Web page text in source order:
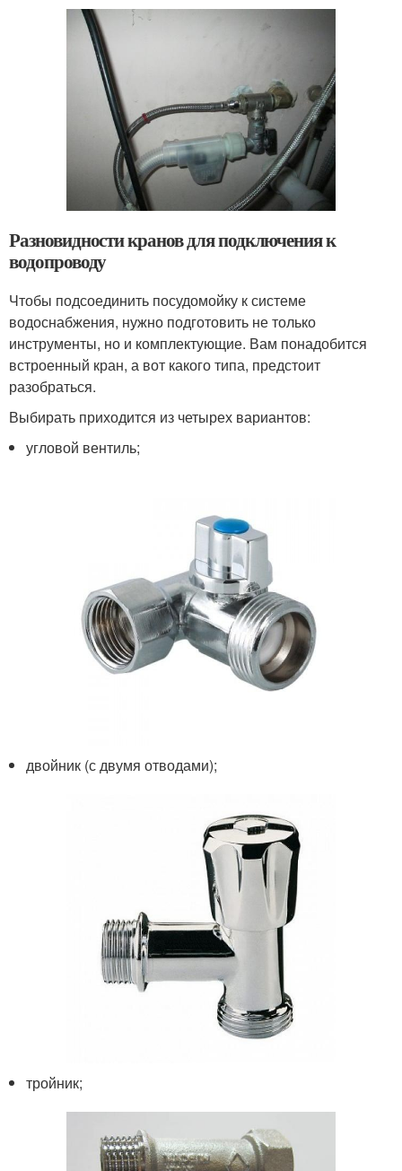
Разновидности кранов для подключения к
водопроводу
Чтобы подсоединить посудомойку к системе
водоснабжения, нужно подготовить не только
инструменты, но и комплектующие. Вам понадобится
встроенный кран, а вот какого типа, предстоит
разобраться.
Выбирать приходится из четырех вариантов:
угловой вентиль;
двойник (с двумя отводами);
тройник;